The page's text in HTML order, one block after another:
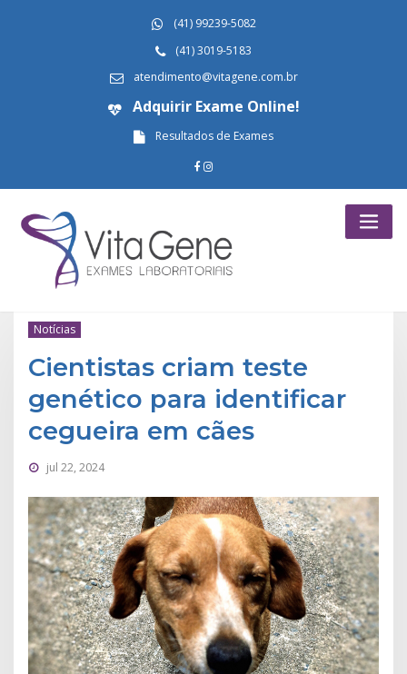
(41) 99239-5082
(41) 3019-5183
atendimento@vitagene.com.br
Adquirir Exame Online!
Resultados de Exames
Notícias
Cientistas criam teste
genético para identificar
cegueira em cães
jul 22, 2024